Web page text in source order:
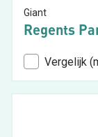
Giant
Regents
Vergelijk